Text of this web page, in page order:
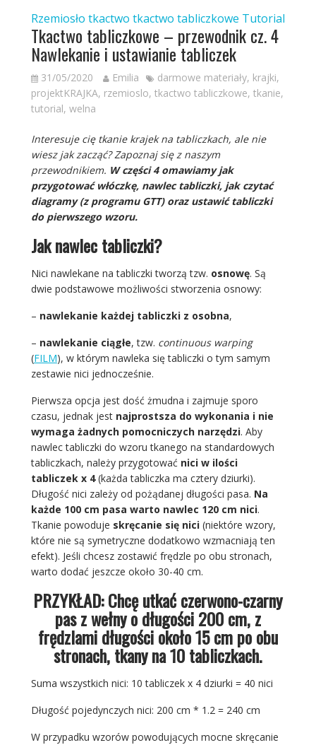
Rzemiosło tkactwo tkactwo tabliczkowe Tutorial
Tkactwo tabliczkowe – przewodnik cz. 4
Nawlekanie i ustawianie tabliczek
31/05/2020 Emilia darmowe materiały, krajki,
projektKRAJKA, rzemioslo, tkactwo tabliczkowe, tkanie,
tutorial, welna
Interesuje cię tkanie krajek na tabliczkach, ale nie
wiesz jak zacząć? Zapoznaj się z naszym
przewodnikiem. W części 4 omawiamy jak
przygotować włóczkę, nawlec tabliczki, jak czytać
diagramy (z programu GTT) oraz ustawić tabliczki
do pierwszego wzoru.
Jak nawlec tabliczki?
Nici nawlekane na tabliczki tworzą tzw. osnowę. Są
dwie podstawowe możliwości stworzenia osnowy:
– nawlekanie każdej tabliczki z osobna,
– nawlekanie ciągłe, tzw. continuous warping
(FILM), w którym nawleka się tabliczki o tym samym
zestawie nici jednocześnie.
Pierwsza opcja jest dość żmudna i zajmuje sporo
czasu, jednak jestnajprostsza do wykonania i nie
wymaga żadnych pomocniczych narzędzi. Aby
nawlec tabliczki do wzoru tkanego na standardowych
tabliczkach, należy przygotować nici w ilości
tabliczek x 4(każda tabliczka ma cztery dziurki).
Długość nici zależy od pożądanej długości pasa. Na
każde 100 cm pasa warto nawlec 120 cm nici.
Tkanie powoduje skręcanie się nici(niektóre wzory,
które nie są symetryczne dodatkowo wzmacniają ten
efekt). Jeśli chcesz zostawić frędzle po obu stronach,
warto dodać jeszcze około 30-40 cm.
PRZYKŁAD: Chcę utkać czerwono-czarny
pas z wełny o długości 200 cm, z
frędzlami długości około 15 cm po obu
stronach, tkany na 10 tabliczkach.
Suma wszystkich nici: 10 tabliczek x 4 dziurki = 40 nici
Długość pojedynczych nici: 200 cm * 1.2 = 240 cm
W przypadku wzorów powodujących mocne skręcanie